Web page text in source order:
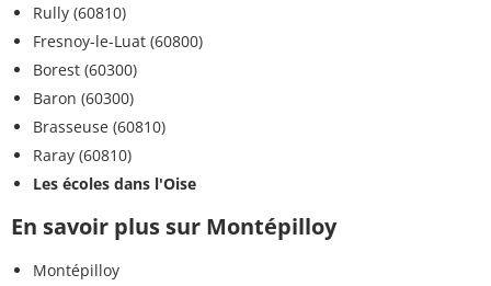
Rully (60810)
Fresnoy-le-Luat (60800)
Borest (60300)
Baron (60300)
Brasseuse (60810)
Raray (60810)
Les écoles dans l'Oise
En savoir plus sur Montépilloy
Montépilloy